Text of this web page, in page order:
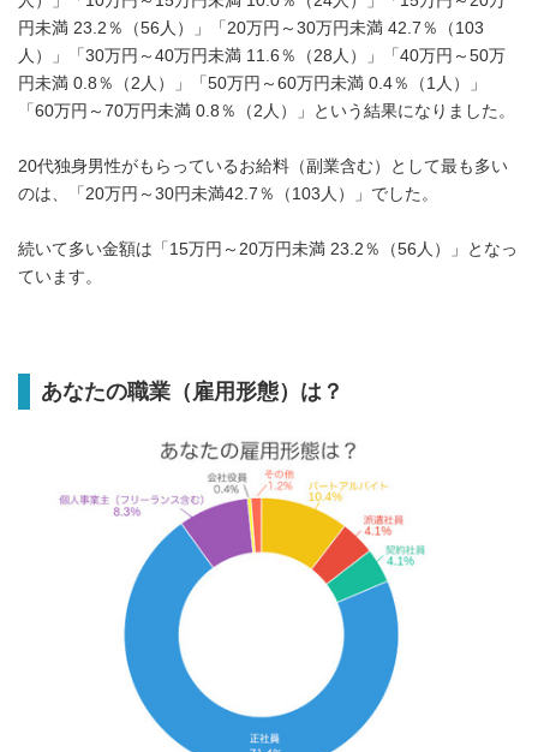
円未満 23.2％（56人）」「20万円～30万円未満 42.7％（103
人）」「30万円～40万円未満 11.6％（28人）」「40万円～50万
円未満 0.8％（2人）」「50万円～60万円未満 0.4％（1人）」
「60万円～70万円未満 0.8％（2人）」という結果になりました。
20代独身男性がもらっているお給料（副業含む）として最も多い
のは、「20万円～30円未満42.7％（103人）」でした。
続いて多い金額は「15万円～20万円未満 23.2％（56人）」となっ
ています。
あなたの職業（雇用形態）は？